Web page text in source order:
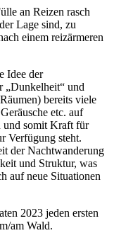
an Reizen rasch
Lage sind, zu
einem reizärmeren
Idee der
„Dunkelheit“ und
bereits viele
etc. auf
und somit Kraft für
Verfügung steht.
der Nachtwanderung
und Struktur, was
auf neue Situationen
2023 jeden ersten
am Wald.